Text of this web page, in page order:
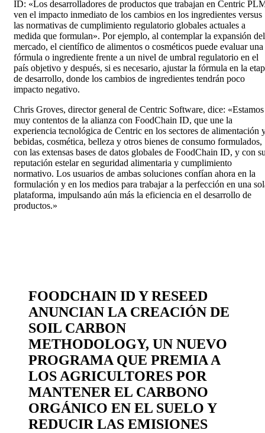
ID: «Los desarrolladores de productos que trabajan en Centric
ven el impacto inmediato de los cambios en los ingredientes versus
las normativas de cumplimiento regulatorio globales actuales a
medida que formulan». Por ejemplo, al contemplar la expansión del
mercado, el científico de alimentos o cosméticos puede evaluar una
fórmula o ingrediente frente a un nivel de umbral regulatorio en el
país objetivo y después, si es necesario, ajustar la fórmula en la
de desarrollo, donde los cambios de ingredientes tendrán poco
impacto negativo.
Chris Groves, director general de Centric Software, dice: «Estamos
muy contentos de la alianza con FoodChain ID, que une la
experiencia tecnológica de Centric en los sectores de alimentación
bebidas, cosmética, belleza y otros bienes de consumo formulados,
con las extensas bases de datos globales de FoodChain ID, y con
reputación estelar en seguridad alimentaria y cumplimiento
normativo. Los usuarios de ambas soluciones confían ahora en la
formulación y en los medios para trabajar a la perfección en una
plataforma, impulsando aún más la eficiencia en el desarrollo de
productos.»
FOODCHAIN ID Y RESEED
ANUNCIAN LA CREACIÓN DE
SOIL CARBON
METHODOLOGY, UN NUEVO
PROGRAMA QUE PREMIA A
LOS AGRICULTORES POR
MANTENER EL CARBONO
ORGÁNICO EN EL SUELO Y
REDUCIR LAS EMISIONES